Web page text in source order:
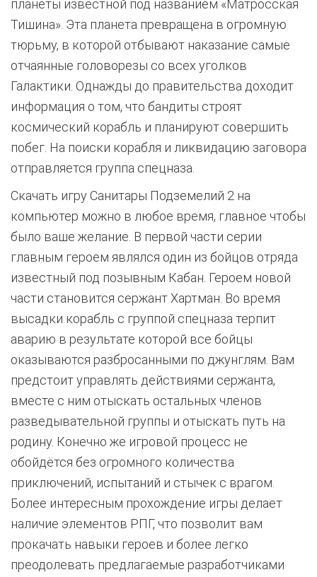
планеты известной под названием «Матросская
Тишина». Эта планета превращена в огромную
тюрьму, в которой отбывают наказание самые
отчаянные головорезы со всех уголков
Галактики. Однажды до правительства доходит
информация о том, что бандиты строят
космический корабль и планируют совершить
побег. На поиски корабля и ликвидацию заговора
отправляется группа спецназа.
Скачать игру Санитары Подземелий 2 на
компьютер можно в любое время, главное чтобы
было ваше желание. В первой части серии
главным героем являлся один из бойцов отряда
известный под позывным Кабан. Героем новой
части становится сержант Хартман. Во время
высадки корабль с группой спецназа терпит
аварию в результате которой все бойцы
оказываются разбросанными по джунглям. Вам
предстоит управлять действиями сержанта,
вместе с ним отыскать остальных членов
разведывательной группы и отыскать путь на
родину. Конечно же игровой процесс не
обойдётся без огромного количества
приключений, испытаний и стычек с врагом.
Более интересным прохождение игры делает
наличие элементов РПГ, что позволит вам
прокачать навыки героев и более легко
преодолевать предлагаемые разработчиками